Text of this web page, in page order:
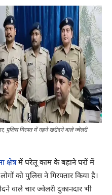
पुलिस गिरफ्त में गहने खरीदने वाले ज्वेलरी
क्षेत्रमें घरेलू काम के बहाने घरों में
को पुलिस ने गिरफ्तार किया है।
वाले चार ज्वेलरी दुकानदार भी